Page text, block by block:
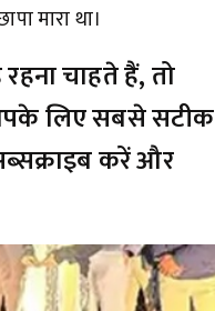
मारा था।
चाहते हैं, तो
लिए सबसे सटीक
करें और